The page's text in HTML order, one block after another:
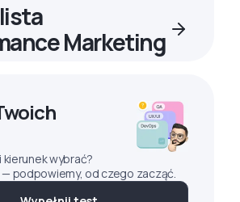
Marketing
kierunek wybrać?
podpowiemy, od czego zacząć.